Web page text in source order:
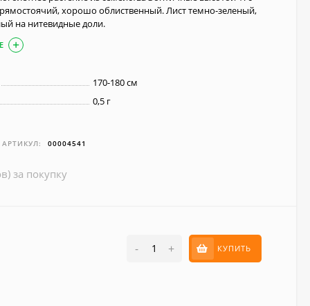
хорошо облиственный. Лист темно-зеленый,
на нитевидные доли.
170-180 см
0,5 г
АРТИКУЛ: 00004541
за покупку
- + КУПИТЬ